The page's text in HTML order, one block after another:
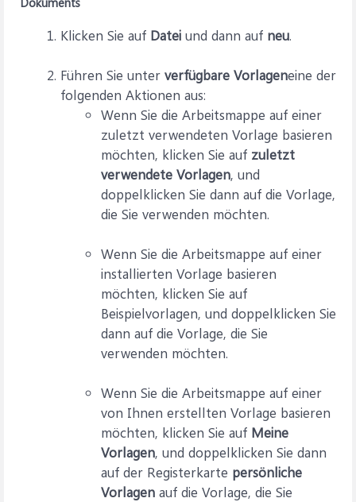
Klicken Sie auf Datei und dann auf neu.
Führen Sie unter verfügbare Vorlageneine der
folgenden Aktionen aus:
Wenn Sie die Arbeitsmappe auf einer
zuletzt verwendeten Vorlage basieren
möchten, klicken Sie auf zuletzt
verwendete Vorlagen, und
doppelklicken Sie dann auf die Vorlage,
die Sie verwenden möchten.
Wenn Sie die Arbeitsmappe auf einer
installierten Vorlage basieren
möchten, klicken Sie auf
Beispielvorlagen, und doppelklicken Sie
dann auf die Vorlage, die Sie
verwenden möchten.
Wenn Sie die Arbeitsmappe auf einer
von Ihnen erstellten Vorlage basieren
möchten, klicken Sie auf Meine
Vorlagen, und doppelklicken Sie dann
auf der Registerkarte persönliche
Vorlagen auf die Vorlage, die Sie